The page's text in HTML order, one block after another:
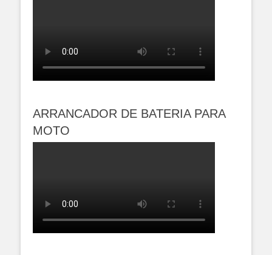
ARRANCADOR DE BATERIA PARA
MOTO